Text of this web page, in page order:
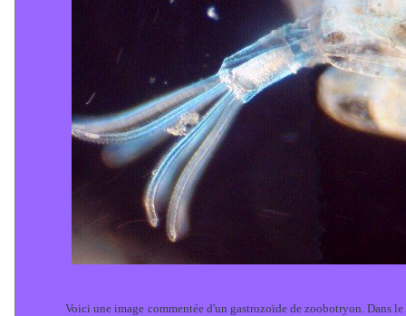
Voici une image commentée d'un gastrozoïde de zoobotryon. Dans